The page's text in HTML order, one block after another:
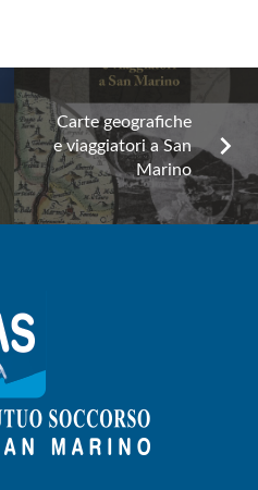
Carte geografiche
e viaggiatori a San
Marino